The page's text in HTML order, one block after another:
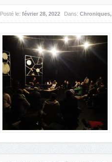
Posté le: février 28, 2022 Dans: Chroniques,